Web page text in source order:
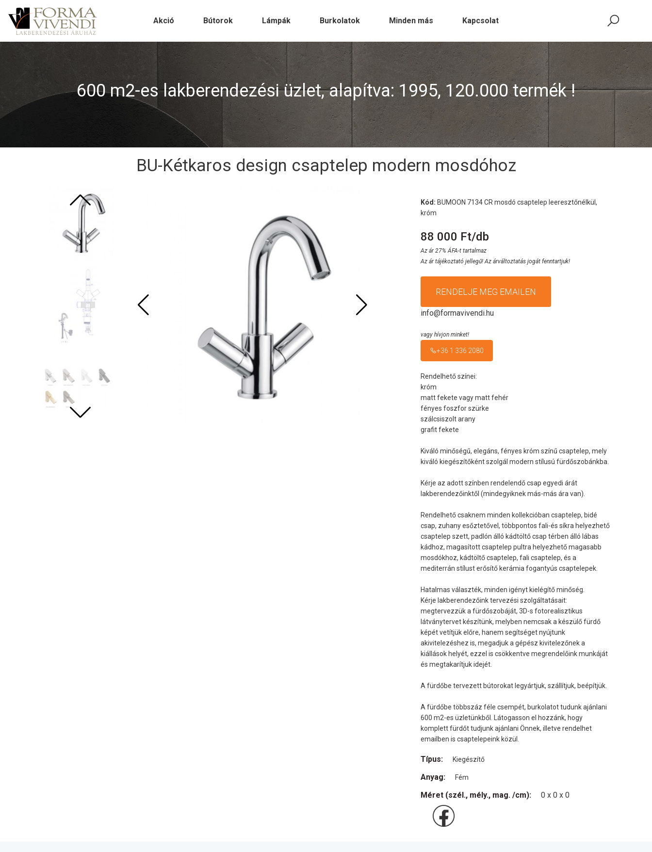
Akció Bútorok Lámpák Burkolatok Minden más Kapcsolat
600 m2-es lakberendezési üzlet, alapítva: 1995, 120.000 termék !
BU-Kétkaros design csaptelep modern mosdóhoz
Kód: BUMOON 7134 CR mosdó csaptelep leeresztőnélkül,
króm
88 000 Ft/db
Az ár 27% ÁFA-t tartalmaz
Az ár tájékoztató jellegű! Az árváltoztatás jogát fenntartjuk!
RENDELJE MEG EMAILEN
info@formavivendi.hu
vagy hívjon minket!
+36 1 336 2080
Rendelhető színei:
króm
matt fekete vagy matt fehér
fényes foszfor szürke
szálcsiszolt arany
grafit fekete
Kiváló minőségű, elegáns, fényes króm színű csaptelep, mely
kiváló kiegészítőként szolgál modern stílusú fürdőszobánkba.
Kérje az adott színben rendelendő csap egyedi árát
lakberendezőinktől (mindegyiknek más-más ára van).
Rendelhető csaknem minden kollekcióban csaptelep, bidé
csap, zuhany esőztetővel, többpontos fali-és síkra helyezhető
csaptelep szett, padlón álló kádtöltő csap térben álló lábas
kádhoz, magasított csaptelep pultra helyezhető magasabb
mosdókhoz, kádtöltő csaptelep, fali csaptelep, és a
mediterrán stílust erősítő kerámia fogantyús csaptelepek.
Hatalmas választék, minden igényt kielégítő minőség.
Kérje lakberendezőink tervezési szolgáltatásait:
megtervezzük a fürdőszobáját, 3D-s fotorealisztikus
látványtervet készítünk, melyben nemcsak a készülő fürdő
képét vetítjük előre, hanem segítséget nyújtunk
akivitelezéshez is, megadjuk a gépész kivitelezőnek a
kiállások helyét, ezzel is csökkentve megrendelőink munkáját
és megtakarítjuk idejét.
A fürdőbe tervezett bútorokat legyártjuk, szállítjuk, beépítjük.
A fürdőbe többszáz féle csempét, burkolatot tudunk ajánlani
600 m2-es üzletünkből. Látogasson el hozzánk, hogy
komplett fürdőt tudjunk ajánlani Önnek, illetve rendelhet
emailben is csaptelepeink közül.
Típus: Kiegészítő
Anyag: Fém
Méret (szél., mély., mag. /cm): 0 x 0 x 0